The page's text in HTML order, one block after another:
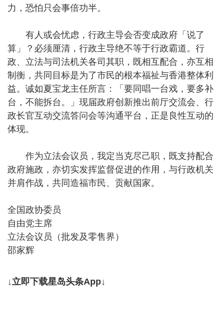
力，恐怕只会事倍功半。
有人或会忧虑，行政主导会否变成政府「说了
算」？必须厘清，行政主导绝不等于行政霸道。行
政、立法与司法机关各司其职，既相互配合，亦互相
制衡，共同目标是为了市民的根本福祉与香港整体利
益。诚如夏宝龙主任所言：「要同唱一台戏，要多补
台，不能拆台。」现届政府创新推出前厅交流会、行
政长官互动交流答问会等沟通平台，正是良性互动的
体现。
作为立法会议员，我定当克尽己职，既支持配合
政府施政，亦切实发挥监督促进的作用，与行政机关
并肩作战，共同造福市民、贡献国家。
全国政协委员
自由党主席
立法会议员（批发及零售界）
邵家辉
↓立即下载星岛头条App↓